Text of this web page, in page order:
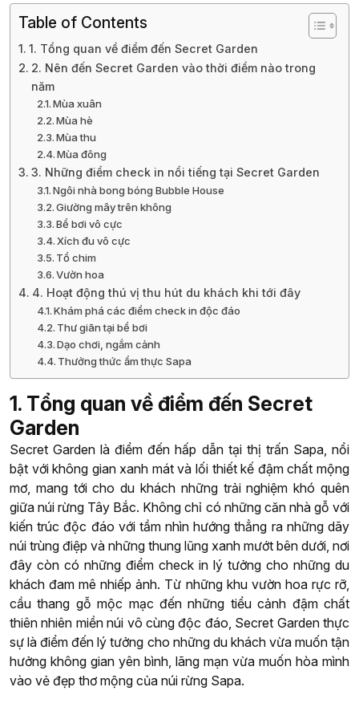
Table of Contents
1. Tổng quan về điểm đến Secret Garden
2. Nên đến Secret Garden vào thời điểm nào trong
năm
Mùa xuân
Mùa hè
Mùa thu
Mùa đông
3. Những điểm check in nổi tiếng tại Secret Garden
Ngôi nhà bong bóng Bubble House
Giường mây trên không
Bể bơi vô cực
Xích đu vô cực
Tổ chim
Vườn hoa
4. Hoạt động thú vị thu hút du khách khi tới đây
Khám phá các điểm check in độc đáo
Thư giãn tại bể bơi
Dạo chơi, ngắm cảnh
Thưởng thức ẩm thực Sapa
1. Tổng quan về điểm đến Secret
Garden
Secret Garden là điểm đến hấp dẫn tại thị trấn Sapa, nổi
bật với không gian xanh mát và lối thiết kế đậm chất mộng
mơ, mang tới cho du khách những trải nghiệm khó quên
giữa núi rừng Tây Bắc. Không chỉ có những căn nhà gỗ với
kiến trúc độc đáo với tầm nhìn hướng thẳng ra những dãy
núi trùng điệp và những thung lũng xanh mướt bên dưới, nơi
đây còn có những điểm check in lý tưởng cho những du
khách đam mê nhiếp ảnh. Từ những khu vườn hoa rực rỡ,
cầu thang gỗ mộc mạc đến những tiểu cảnh đậm chất
thiên nhiên miền núi vô cùng độc đáo, Secret Garden thực
sự là điểm đến lý tưởng cho những du khách vừa muốn tận
hưởng không gian yên bình, lãng mạn vừa muốn hòa mình
vào vẻ đẹp thơ mộng của núi rừng Sapa.